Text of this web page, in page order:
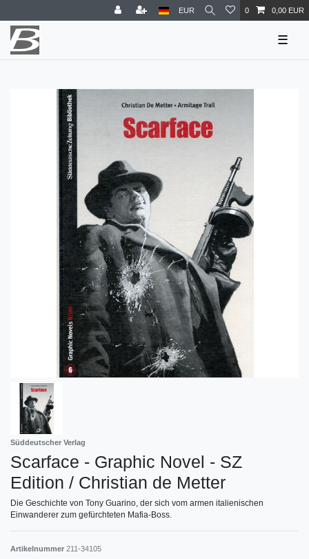
EUR 0 0,00 EUR
☰
Süddeutscher Verlag
Scarface - Graphic Novel - SZ
Edition / Christian de Metter
Die Geschichte von Tony Guarino, der sich vom armen italienischen
Einwanderer zum gefürchteten Mafia-Boss.
Artikelnummer 211-34105